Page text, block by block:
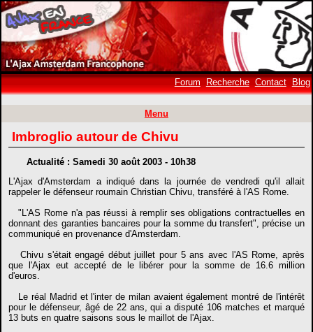
Forum Recherche Contact Blog
Menu
Imbroglio autour de Chivu
Actualité : Samedi 30 août 2003 - 10h38
L'Ajax d'Amsterdam a indiqué dans la journée de vendredi qu'il allait
rappeler le défenseur roumain Christian Chivu, transféré à l'AS Rome.
"L'AS Rome n'a pas réussi à remplir ses obligations contractuelles en
donnant des garanties bancaires pour la somme du transfert", précise un
communiqué en provenance d'Amsterdam.
Chivu s'était engagé début juillet pour 5 ans avec l'AS Rome, après
que l'Ajax eut accepté de le libérer pour la somme de 16.6 million
d'euros.
Le réal Madrid et l'inter de milan avaient également montré de l'intérêt
pour le défenseur, âgé de 22 ans, qui a disputé 106 matches et marqué
13 buts en quatre saisons sous le maillot de l'Ajax.